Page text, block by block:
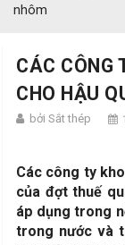
nhôm
CÁC CÔNG
CHO HẬU
bởi Sắt thép
Các công ty
của đợt thuế
áp dụng trong
trong nước và